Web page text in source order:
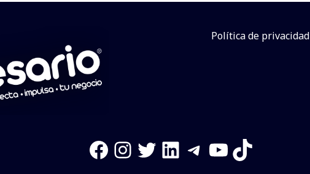
Política de privacidad
Facebook
Instagram
Twitter
LinkedIn
Telegram
YouTube
TikTok